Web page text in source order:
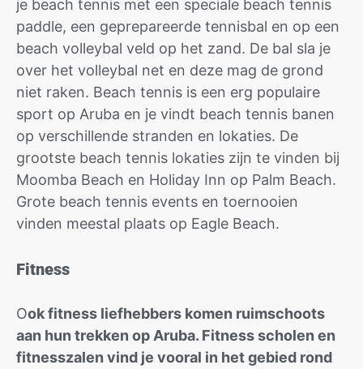
je beach tennis met een speciale beach tennis
paddle, een geprepareerde tennisbal en op een
beach volleybal veld op het zand. De bal sla je
over het volleybal net en deze mag de grond
niet raken. Beach tennis is een erg populaire
sport op Aruba en je vindt beach tennis banen
op verschillende stranden en lokaties. De
grootste beach tennis lokaties zijn te vinden bij
Moomba Beach en Holiday Inn op Palm Beach.
Grote beach tennis events en toernooien
vinden meestal plaats op Eagle Beach.
Fitness
Ook fitness liefhebbers komen ruimschoots
aan hun trekken op Aruba. Fitness scholen en
fitnesszalen vind je vooral in het gebied rond